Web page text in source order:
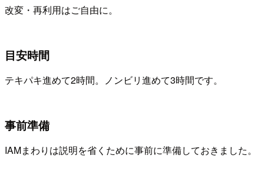
改変・再利用はご自由に。
目安時間
テキパキ進めて2時間。ノンビリ進めて3時間です。
事前準備
IAMまわりは説明を省くために事前に準備しておきました。